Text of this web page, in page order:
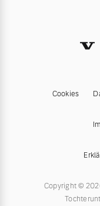
Cookies
Copyright ©